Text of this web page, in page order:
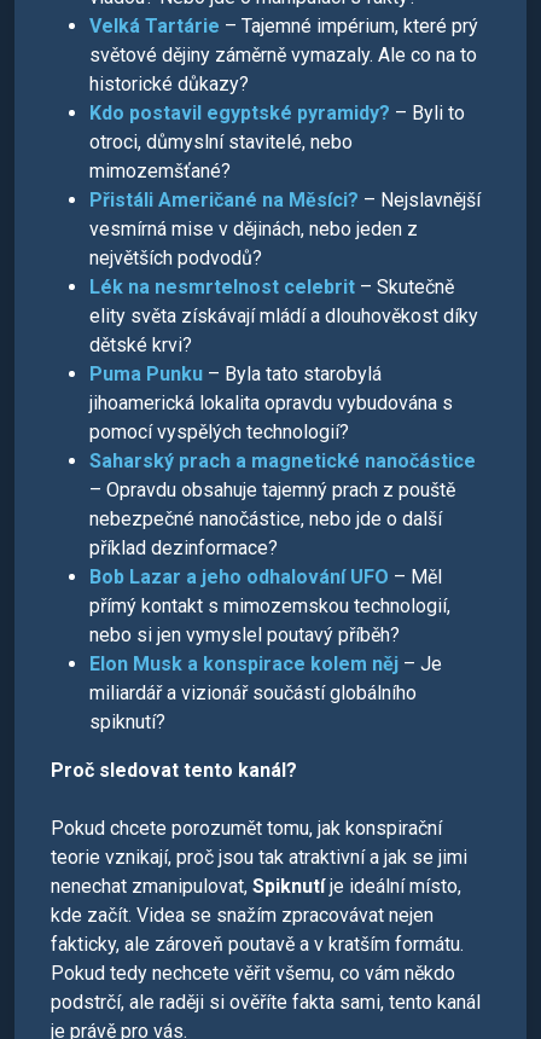
Velká Tartárie – Tajemné impérium, které prý
světové dějiny záměrně vymazaly. Ale co na to
historické důkazy?
Kdo postavil egyptské pyramidy? – Byli to
otroci, důmyslní stavitelé, nebo
mimozemšťané?
Přistáli Američané na Měsíci? – Nejslavnější
vesmírná mise v dějinách, nebo jeden z
největších podvodů?
Lék na nesmrtelnost celebrit – Skutečně
elity světa získávají mládí a dlouhověkost díky
dětské krvi?
Puma Punku – Byla tato starobylá
jihoamerická lokalita opravdu vybudována s
pomocí vyspělých technologií?
Saharský prach a magnetické nanočástice
– Opravdu obsahuje tajemný prach z pouště
nebezpečné nanočástice, nebo jde o další
příklad dezinformace?
Bob Lazar a jeho odhalování UFO – Měl
přímý kontakt s mimozemskou technologií,
nebo si jen vymyslel poutavý příběh?
Elon Musk a konspirace kolem něj – Je
miliardář a vizionář součástí globálního
spiknutí?
Proč sledovat tento kanál?
Pokud chcete porozumět tomu, jak konspirační
teorie vznikají, proč jsou tak atraktivní a jak se jimi
nenechat zmanipulovat, Spiknutíje ideální místo,
kde začít. Videa se snažím zpracovávat nejen
fakticky, ale zároveň poutavě a v kratším formátu.
Pokud tedy nechcete věřit všemu, co vám někdo
podstrčí, ale raději si ověříte fakta sami, tento kanál
je právě pro vás.